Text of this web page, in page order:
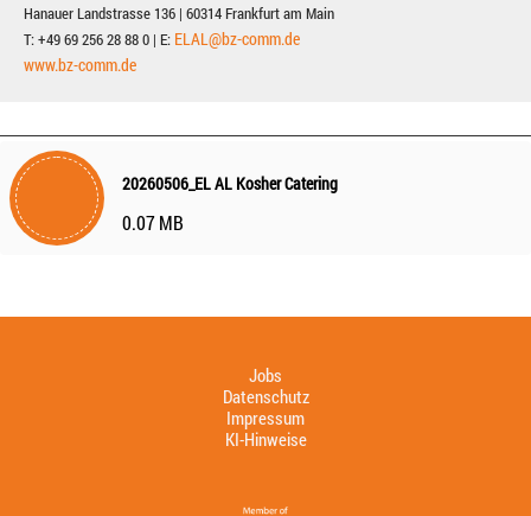
Hanauer Landstrasse 136 | 60314 Frankfurt am Main
T: +49 69 256 28 88 0 | E: ELAL@bz-comm.de
www.bz-comm.de
20260506_EL AL Kosher Catering
0.07 MB
Jobs
Datenschutz
Impressum
KI-Hinweise